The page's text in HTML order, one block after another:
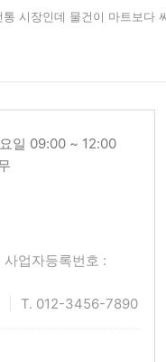
시장인데 물건이 마트보다
일 09:00 ~ 12:00
사업자등록번호 :
T. 012-3456-7890